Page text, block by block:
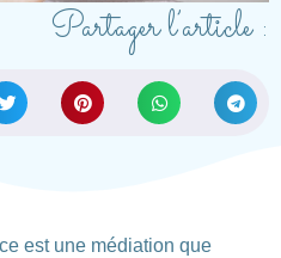
Partager l’article :
est une médiation que